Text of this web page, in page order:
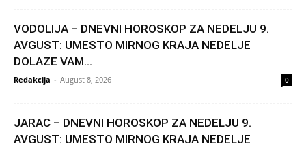
VODOLIJA – DNEVNI HOROSKOP ZA NEDELJU 9.
AVGUST: UMESTO MIRNOG KRAJA NEDELJE
DOLAZE VAM...
Redakcija - August 8, 2026 0
JARAC – DNEVNI HOROSKOP ZA NEDELJU 9.
AVGUST: UMESTO MIRNOG KRAJA NEDELJE